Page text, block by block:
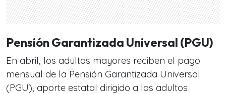
Pensión Garantizada Universal (PGU)
En abril, los adultos mayores reciben el pago
mensual de la Pensión Garantizada Universal
(PGU), aporte estatal dirigido a los adultos